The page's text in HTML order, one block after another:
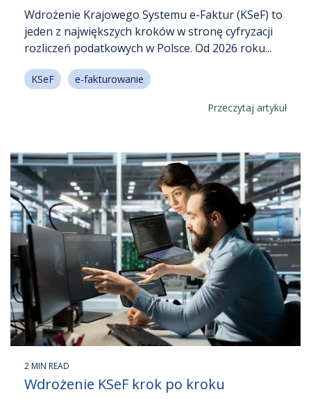
Wdrożenie Krajowego Systemu e-Faktur (KSeF) to
jeden z największych kroków w stronę cyfryzacji
rozliczeń podatkowych w Polsce. Od 2026 roku...
KSeF e-fakturowanie
Przeczytaj artykuł
2 MIN READ
Wdrożenie KSeF krok po kroku